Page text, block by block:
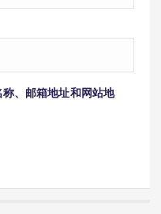
、邮箱地址和网站地